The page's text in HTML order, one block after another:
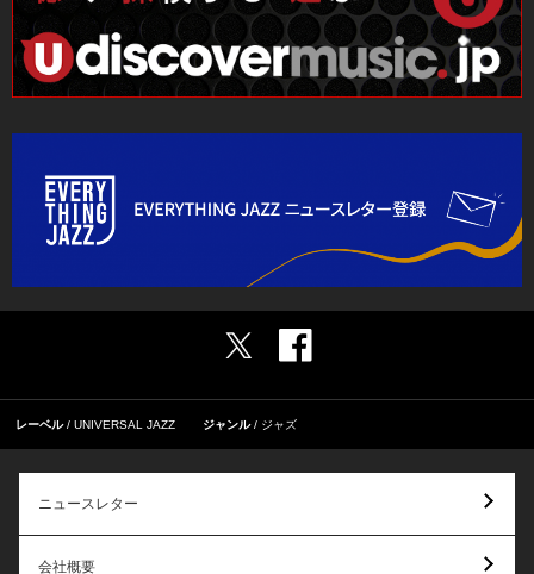
レーベル UNIVERSAL JAZZ ジャンル ジャズ
ニュースレター
会社概要